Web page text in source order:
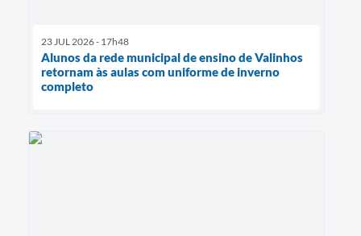
23 JUL 2026 - 17h48
Alunos da rede municipal de ensino de Valinhos
retornam às aulas com uniforme de inverno
completo